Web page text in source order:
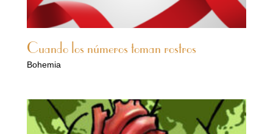
Cuando los números toman rostros
Bohemia